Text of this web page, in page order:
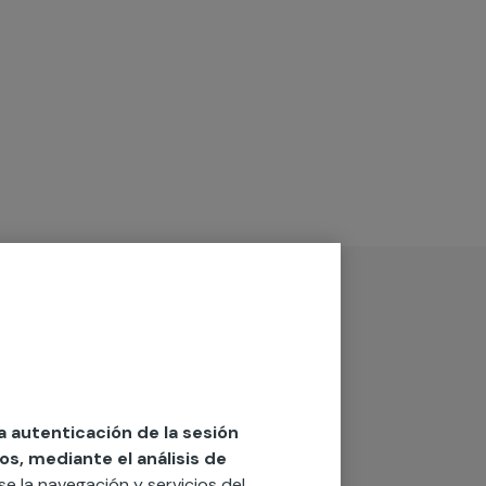
autenticación de la sesión
mediante el análisis de